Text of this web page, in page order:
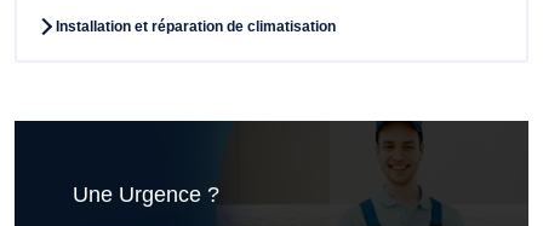
Installation et réparation de climatisation
Une Urgence ?